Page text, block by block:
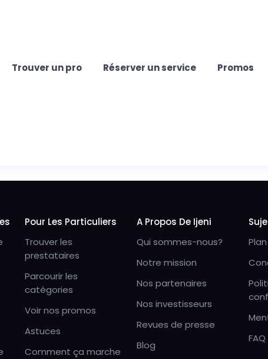
Trouver un pro Réserver un service Promos
Pour Les Particuliers
Trouver les
prestataires
Parcourir les
catégories
Voir nos promos
Astuces
Comment ça marche
A Propos De Ijeni
Qui sommes-nous?
Notre mission
Nos partenaires
Nos investisseurs
Revues de presse
Blog
FAQ